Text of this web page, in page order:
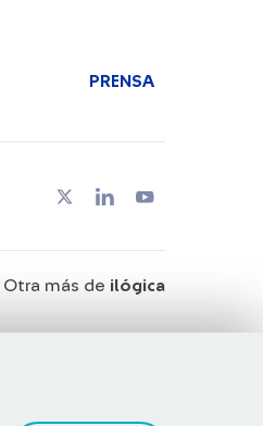
PRENSA
Otra más de ilógica